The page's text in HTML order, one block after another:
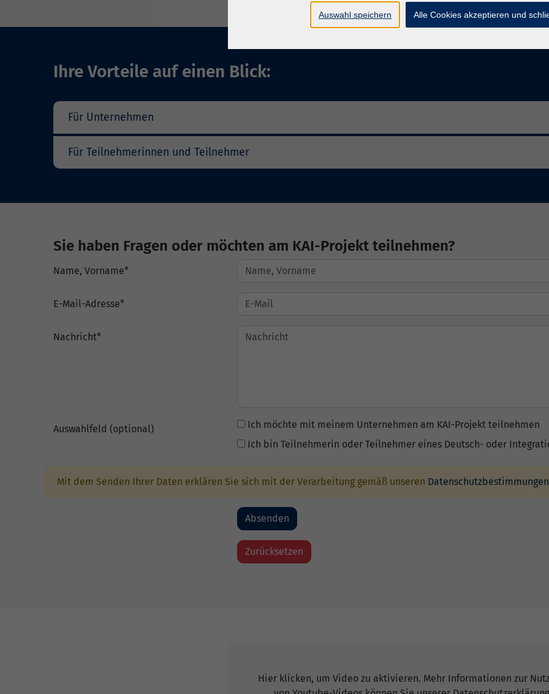
Ihre Vorteile auf einen Blick:
Für Unternehmen
Für Teilnehmerinnen und Teilnehmer
Sie haben Fragen oder möchten am KAI-Projekt teilnehmen?
Name, Vorname*
E-Mail-Adresse*
Nachricht*
Auswahlfeld (optional)
Ich möchte mit meinem Unternehmen am KAI-Projekt teilnehmen
Ich bin Teilnehmerin oder Teilnehmer eines Deutsch- oder
Mit dem Senden Ihrer Daten erklären Sie sich mit der Verarbeitung gemäß unseren Datenschutzbestimmungen
Hier klicken, um Video zu aktivieren. Mehr Informationen zur
Auswahl speichern Alle Cookies akzeptieren und